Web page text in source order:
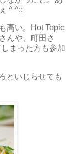
^ ^;;
高い。Hot Topic
んや、町田さ
まった方も参加
といじらせても